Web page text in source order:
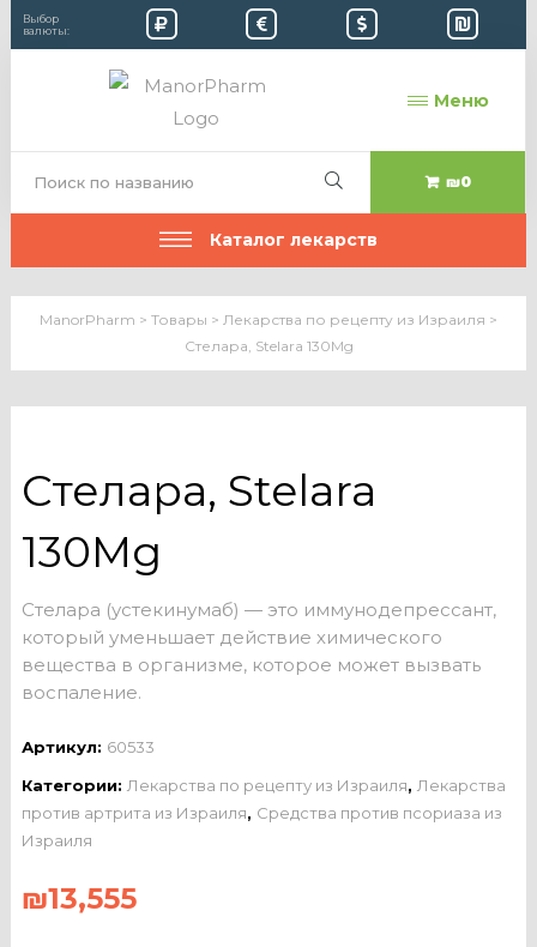
Выбор
валюты:
Меню
₪0
Каталог лекарств
ManorPharm > Товары > Лекарства по рецепту из Израиля >
Стелара, Stelara 130Mg
Стелара, Stelara
130Mg
Стелара (устекинумаб) — это иммунодепрессант,
который уменьшает действие химического
вещества в организме, которое может вызвать
воспаление.
Артикул: 60533
Категории: Лекарства по рецепту из Израиля, Лекарства
против артрита из Израиля, Средства против псориаза из
Израиля
₪13,555